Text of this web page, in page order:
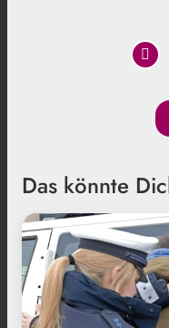
Das könnte